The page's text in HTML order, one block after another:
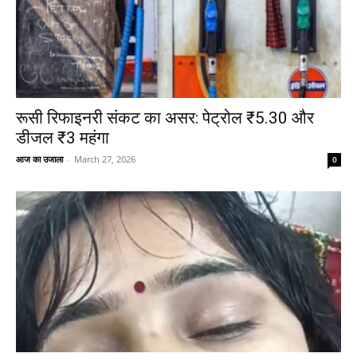
रूसी रिफाइनरी संकट का असर: पेट्रोल ₹5.30 और
डीजल ₹3 महंगा
आज का उजाला - March 27, 2026 0